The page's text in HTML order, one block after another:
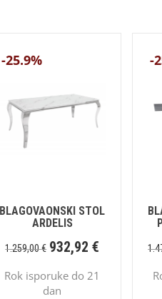
-25.9%
BLAGOVAONSKI STOL
ARDELIS
1.259,00€ 932,92€
Rok isporuke do 21
dan
-